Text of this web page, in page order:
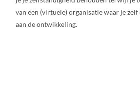
van een (virtuele) organisatie waar je
aan de ontwikkeling.